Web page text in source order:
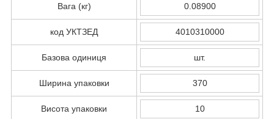
Вага (кг) 0.08900
код УКТЗЕД 4010310000
Базова одиниця шт.
Ширина упаковки 370
Висота упаковки 10